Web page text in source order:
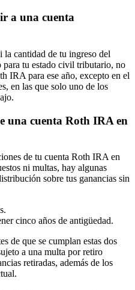
a una cuenta
la cantidad de tu ingreso del
para tu estado civil tributario, no
IRA para ese año, excepto en el
en las que solo uno de los
una cuenta Roth IRA en
de tu cuenta Roth IRA en
ni multas, hay algunas
sobre tus ganancias sin
cinco años de antigüedad.
de que se cumplan estas dos
a una multa por retiro
retiradas, además de los